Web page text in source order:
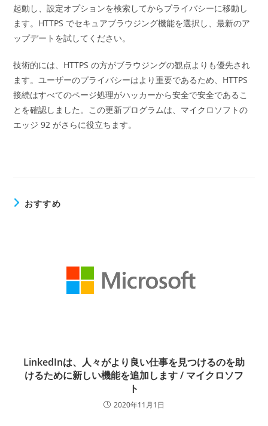
起動し、設定オプションを検索してからプライバシーに移動し
ます。HTTPS でセキュアブラウジング機能を選択し、最新のア
ップデートを試してください。
技術的には、HTTPS の方がブラウジングの観点よりも優先され
ます。ユーザーのプライバシーはより重要であるため、HTTPS
接続はすべてのページ処理がハッカーから安全で安全であるこ
とを確認しました。この更新プログラムは、マイクロソフトの
エッジ 92 がさらに役立ちます。
おすすめ
LinkedInは、人々がより良い仕事を見つけるのを助
けるために新しい機能を追加します / マイクロソフ
ト
2020年11月1日